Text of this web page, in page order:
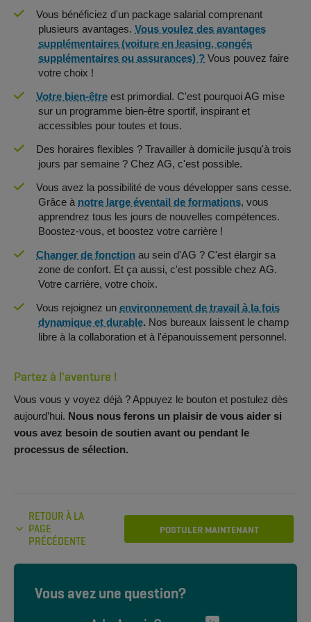
Vous bénéficiez d'un package salarial comprenant
plusieurs avantages. Vous voulez des avantages
supplémentaires (voiture en leasing, congés
supplémentaires ou assurances) ? Vous pouvez faire
votre choix !
Votre bien-être est primordial. C'est pourquoi AG mise
sur un programme bien-être sportif, inspirant et
accessibles pour toutes et tous.
Des horaires flexibles ? Travailler à domicile jusqu'à trois
jours par semaine ? Chez AG, c'est possible.
Vous avez la possibilité de vous développer sans cesse.
Grâce à notre large éventail de formations, vous
apprendrez tous les jours de nouvelles compétences.
Boostez-vous, et boostez votre carrière !
Changer de fonction au sein d'AG ? C'est élargir sa
zone de confort. Et ça aussi, c'est possible chez AG.
Votre carrière, votre choix.
Vous rejoignez un environnement de travail à la fois
dynamique et durable. Nos bureaux laissent le champ
libre à la collaboration et à l'épanouissement personnel.
Partez à l'aventure !
Vous vous y voyez déjà ? Appuyez le bouton et postulez dès
aujourd’hui. Nous nous ferons un plaisir de vous aider si
vous avez besoin de soutien avant ou pendant le
processus de sélection.
Vous avez une question?
RETOUR À LA
PAGE
PRÉCÉDENTE
POSTULER MAINTENANT